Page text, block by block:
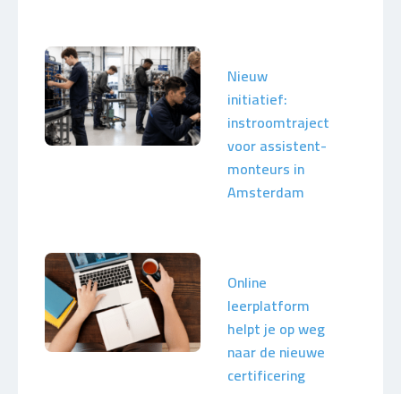
Nieuw
initiatief:
instroomtraject
voor assistent-
monteurs in
Amsterdam
Online
leerplatform
helpt je op weg
naar de nieuwe
certificering